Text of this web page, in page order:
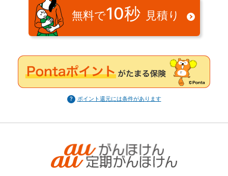
無料で10秒 見積り
ポイント還元には条件があります